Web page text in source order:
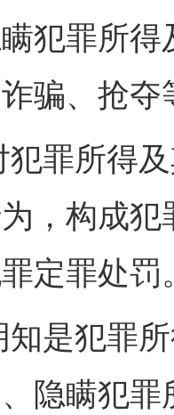
犯罪所
骗、抢
所得及
，构成
定罪处罚
犯罪所
隐瞒犯